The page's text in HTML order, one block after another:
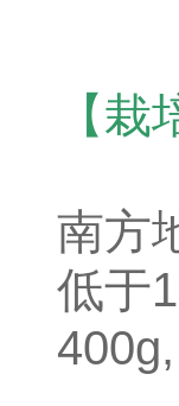
【栽
南方
低于